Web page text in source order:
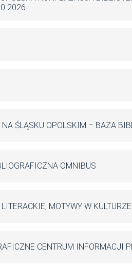
NA ŚLĄSKU OPOLSKIM – BAZA
OMNIBUS
MOTYWY W KULTURZE
CENTRUM INFORMACJI